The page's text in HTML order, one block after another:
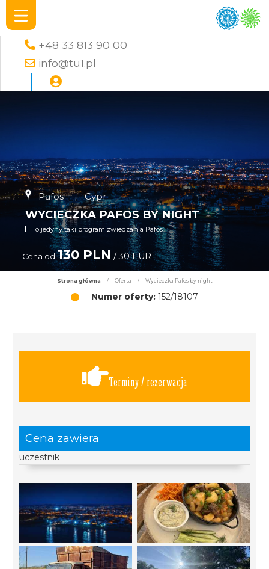
+48 33 813 90 00
info@tu1.pl
Pafos → Cypr
WYCIECZKA PAFOS BY NIGHT
To jedyny taki program zwiedzania Pafos
Cena od 130 PLN / 30 EUR
Strona główna / Oferta / Wycieczka Pafos by night
Numer oferty: 152/18107
Terminy / rezerwacja
Cena zawiera
uczestnik